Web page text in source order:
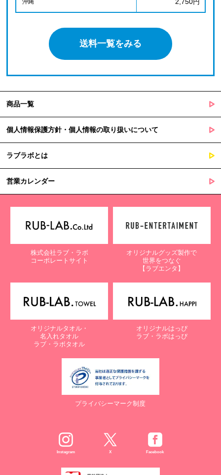
沖縄
送料一覧をみる
商品一覧
個人情報保護方針・個人情報の取り扱いについて
ラブラボとは
営業カレンダー
株式会社ラブ・ラボ
コーポレートサイト
オリジナルグッズ製作で
世界をつなぐ
【ラブエンタ】
オリジナルタオル・
名入れタオル
ラブ・ラボタオル
オリジナルはっぴ
ラブ・ラボはっぴ
プライバシーマーク制度
Instagram X Facebook